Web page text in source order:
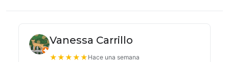
Vanessa Carrillo
★★★★★ Hace una semana